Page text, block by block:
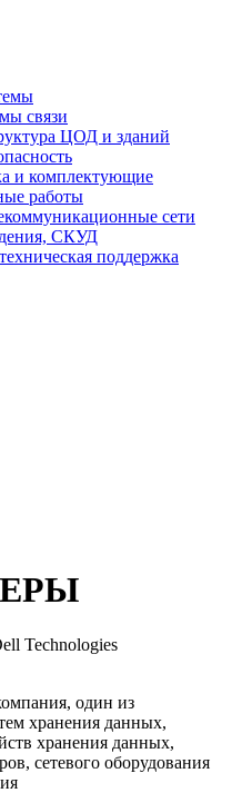
связи
ЦОД и зданий
и комплектующие
работы
сети
СКУД
поддержка
Technologies
один из
хранения данных,
хранения данных,
сетевого оборудования